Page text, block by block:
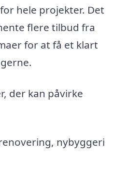
hele projekter. Det
flere tilbud fra
for at få et klart
der kan påvirke
nybyggeri